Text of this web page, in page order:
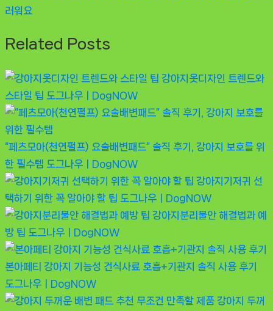
색
Post:
러워요
Related Posts
강아지옷디자인 트렌드와
스타일 팁 도그나우ㅣDogNOW
“페츠모아(천연펄프) 요술배변패드” 솔직 후기, 강아지 보호를 위
한 필수템 도그나우ㅣDogNOW
강아지기저귀 선
택하기 위한 꼭 알아야 할 팁 도그나우ㅣDogNOW
강아지분리불안 해결법과 예
방 팁 도그나우ㅣDogNOW
본아페티 강아지 기능성 건식사료 호흡+기관지 솔직 사용 후기
도그나우ㅣDogNOW
강아지 두꺼